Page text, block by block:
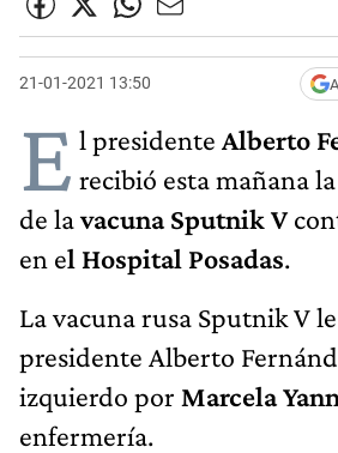
21-01-2021 13:50
E l presidente Alberto
recibió esta mañana la
de lavacuna Sputnik V
en el Hospital Posadas.
La vacuna rusa Sputnik V
presidente Alberto
izquierdo por Marcela
enfermería.